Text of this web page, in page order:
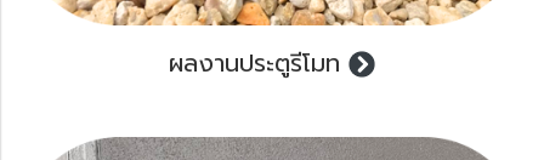
ผลงานประตูรีโมท